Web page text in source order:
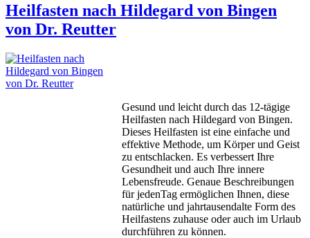
Heilfasten nach Hildegard von Bingen
von Dr. Reutter
Gesund und leicht durch das 12-tägige
Heilfasten nach Hildegard von Bingen.
Dieses Heilfasten ist eine einfache und
effektive Methode, um Körper und Geist
zu entschlacken. Es verbessert Ihre
Gesundheit und auch Ihre innere
Lebensfreude. Genaue Beschreibungen
für jedenTag ermöglichen Ihnen, diese
natürliche und jahrtausendalte Form des
Heilfastens zuhause oder auch im Urlaub
durchführen zu können.